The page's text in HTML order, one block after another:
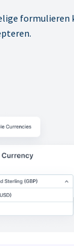
formulieren